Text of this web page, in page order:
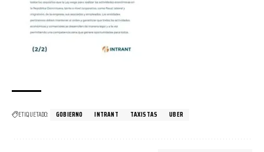
ETIQUETADO: GOBIERNO INTRANT TAXISTAS UBER